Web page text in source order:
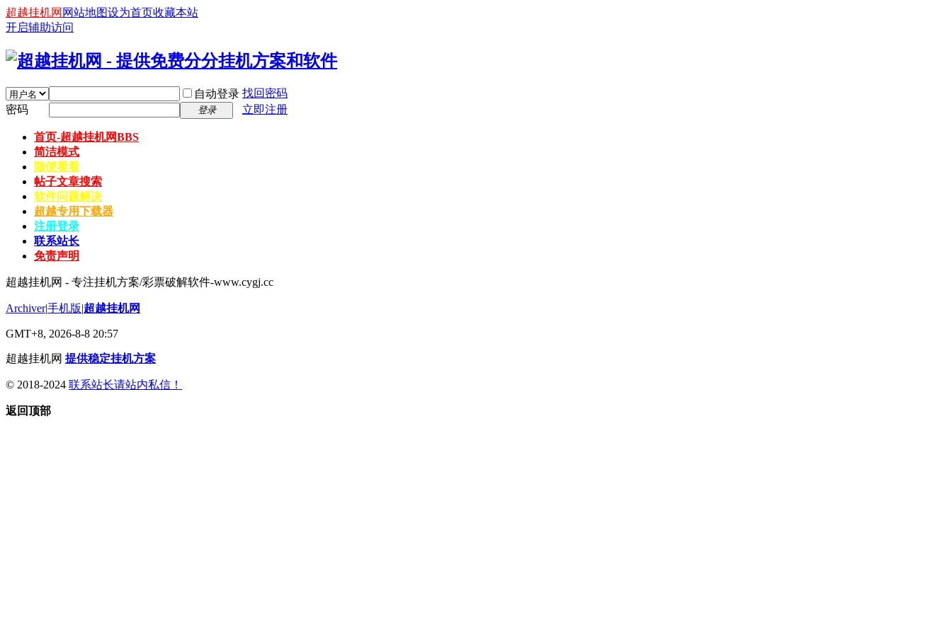
超越挂机网 网站地图设为首页收藏本站
开启辅助访问
自动登录 找回密码
密码
登录 立即注册
首页-超越挂机网BBS
简洁模式
随便看看
帖子文章搜索
软件问题解决
超越专用下载器
注册登录
联系站长
免责声明
超越挂机网 - 专注挂机方案/彩票破解软件-www.cygj.cc
Archiver|手机版|超越挂机网
GMT+8, 2026-8-8 20:57
超越挂机网 提供稳定挂机方案
© 2018-2024 联系站长请站内私信！
返回顶部